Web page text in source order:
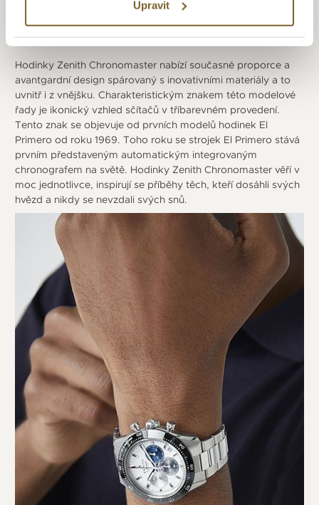
Upravit
CHRONOMASTER
Hodinky Zenith Chronomaster nabízí současné proporce a
avantgardní design spárovaný s inovativními materiály a to
uvnitř i z vnějšku. Charakteristickým znakem této modelové
řady je ikonický vzhled sčítačů v tříbarevném provedení.
Tento znak se objevuje od prvních modelů hodinek El
Primero od roku 1969. Toho roku se strojek El Primero stává
prvním představeným automatickým integrovaným
chronografem na světě. Hodinky Zenith Chronomaster věří v
moc jednotlivce, inspirují se příběhy těch, kteří dosáhli svých
hvězd a nikdy se nevzdali svých snů.